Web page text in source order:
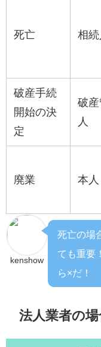
死亡 相続
破産手続
開始の決
定
破
人
廃業 本人
kenshow
死亡の場
ても重要
ら×だ！
法人業者の場